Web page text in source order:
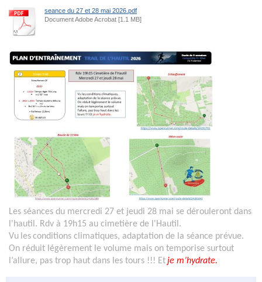
seance du 27 et 28 mai 2026.pdf
Document Adobe Acrobat [1.1 MB]
Les séances du mercredi 27 et jeudi 28 mai se dérouleront dans
l'hautil. Rdv à 19h15 au cimetière de l'Hautil.
Vu lesconditions climatiques, adaptation de la séance prévue.
On réduit légèrement le volume mais on temporise surtout
l’allure, pas trop haut dans les tours !!! Etje m’hydrate.